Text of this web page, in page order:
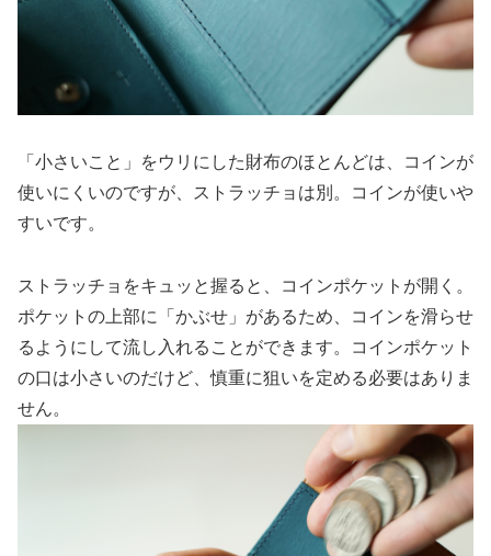
「小さいこと」をウリにした財布のほとんどは、コインが
使いにくいのですが、ストラッチョは別。コインが使いや
すいです。
ストラッチョをキュッと握ると、コインポケットが開く。
ポケットの上部に「かぶせ」があるため、コインを滑らせ
るようにして流し入れることができます。コインポケット
の口は小さいのだけど、慎重に狙いを定める必要はありま
せん。